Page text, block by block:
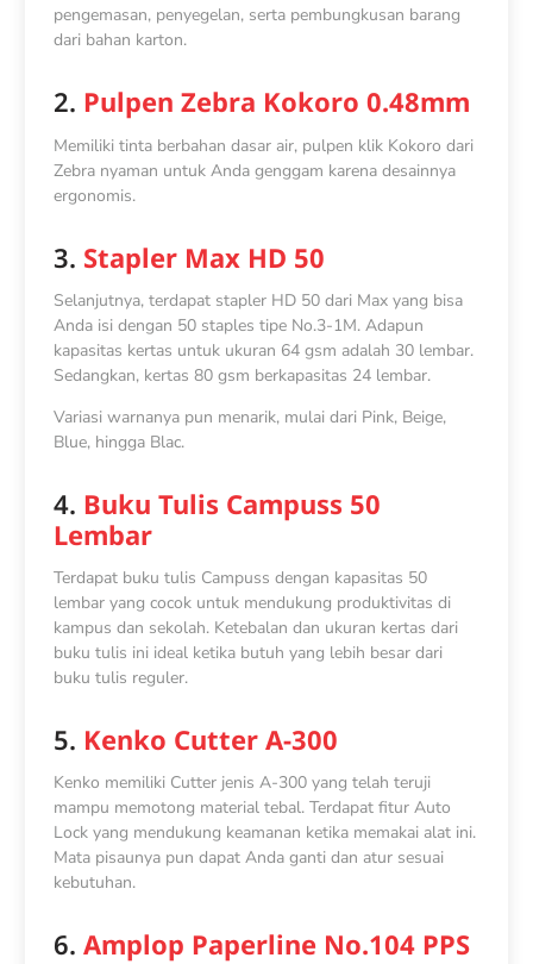
pengemasan, penyegelan, serta pembungkusan barang
dari bahan karton.
2. Pulpen Zebra Kokoro 0.48mm
Memiliki tinta berbahan dasar air, pulpen klik Kokoro dari
Zebra nyaman untuk Anda genggam karena desainnya
ergonomis.
3. Stapler Max HD 50
Selanjutnya, terdapat stapler HD 50 dari Max yang bisa
Anda isi dengan 50 staples tipe No.3-1M. Adapun
kapasitas kertas untuk ukuran 64 gsm adalah 30 lembar.
Sedangkan, kertas 80 gsm berkapasitas 24 lembar.
Variasi warnanya pun menarik, mulai dari Pink, Beige,
Blue, hingga Blac.
4. Buku Tulis Campuss 50
Lembar
Terdapat buku tulis Campuss dengan kapasitas 50
lembar yang cocok untuk mendukung produktivitas di
kampus dan sekolah. Ketebalan dan ukuran kertas dari
buku tulis ini ideal ketika butuh yang lebih besar dari
buku tulis reguler.
5. Kenko Cutter A-300
Kenko memiliki Cutter jenis A-300 yang telah teruji
mampu memotong material tebal. Terdapat fitur Auto
Lock yang mendukung keamanan ketika memakai alat ini.
Mata pisaunya pun dapat Anda ganti dan atur sesuai
kebutuhan.
6.Amplop Paperline No.104 PPS